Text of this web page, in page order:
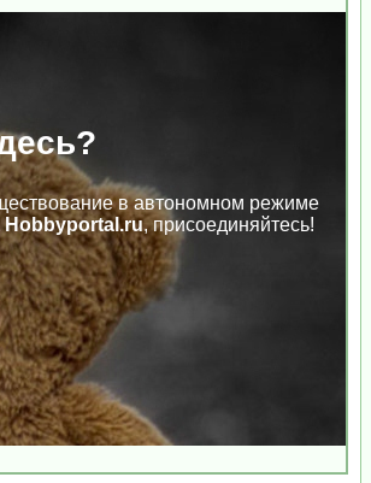
в автономном режиме
Hobbyportal.ru, присоединяйтесь!